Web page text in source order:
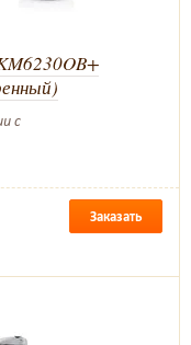
с
Заказать